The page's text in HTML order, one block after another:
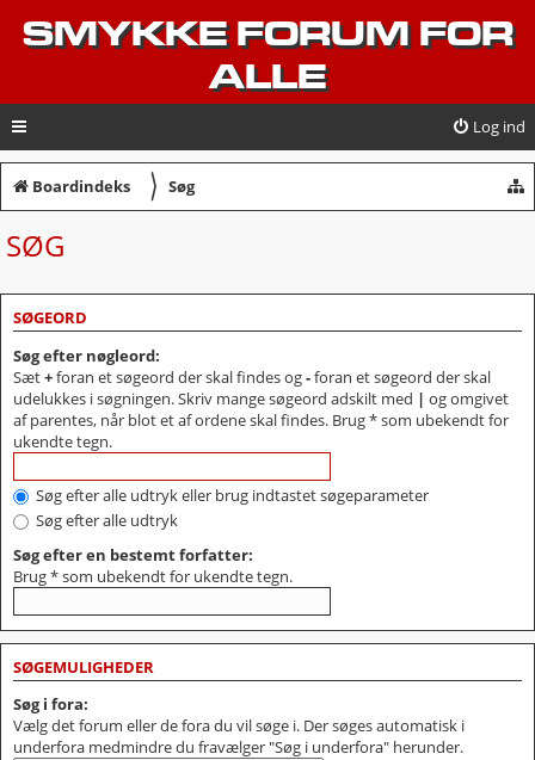
SMYKKE FORUM FOR
ALLE
Log ind
Boardindeks 〉 Søg
SØG
SØGEORD
Søg efter nøgleord:
Sæt+foran et søgeord der skal findes og-foran et søgeord der skal
udelukkes i søgningen. Skriv mange søgeord adskilt med | og omgivet
af parentes, når blot et af ordene skal findes. Brug * som ubekendt for
ukendte tegn.
Søg efter alle udtryk eller brug indtastet søgeparameter
Søg efter alle udtryk
Søg efter en bestemt forfatter:
Brug * som ubekendt for ukendte tegn.
SØGEMULIGHEDER
Søg i fora:
Vælg det forum eller de fora du vil søge i. Der søges automatisk i
underfora medmindre du fravælger "Søg i underfora" herunder.